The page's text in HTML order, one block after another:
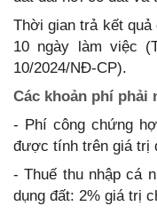
Thời gian trả kết quả
10 ngày làm việc
10/2024/NĐ-CP).
Các khoản phí phải
- Phí công chứng
được tính trên giá trị
- Thuế thu nhập cá
dụng đất: 2% giá trị